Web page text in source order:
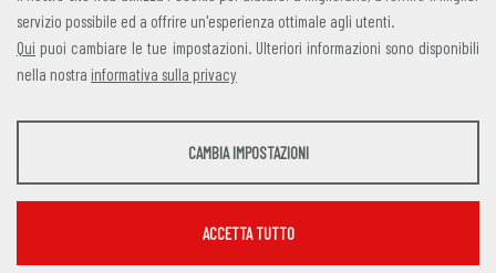
servizio possibile ed a offrire un'esperienza ottimale agli utenti.
Qui puoi cambiare le tue impostazioni. Ulteriori informazioni sono disponibili
nella nostra informativa sulla privacy
STATISTICHE
CAMBIA IMPOSTAZIONI
ACCETTA TUTTO
credits|privacy|contatti
Alleanza Italiana per lo Sviluppo Sostenibile
Via Farini 17, 00185 Roma C.F. 97893090585 P.IVA 14610671001